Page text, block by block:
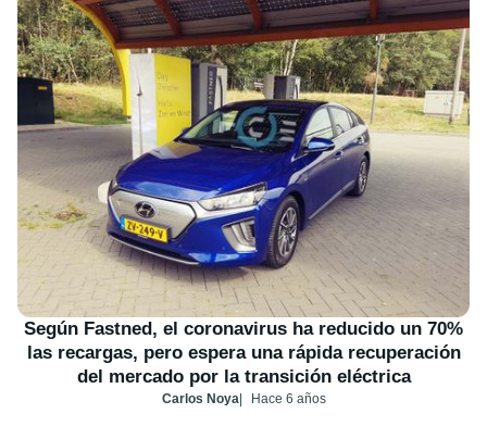
Según Fastned, el coronavirus ha reducido un 70%
las recargas, pero espera una rápida recuperación
del mercado por la transición eléctrica
Carlos Noya Hace 6 años